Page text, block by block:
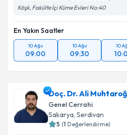
Köşk, Fakülte İçi Küme Evleri No:40
En Yakın Saatler
10 Ağu
09:00
10 Ağu
09:30
10
Doç. Dr. Ali
Genel Cerrahi
Sakarya, Serdivan
5 (1 Değerlendirme)